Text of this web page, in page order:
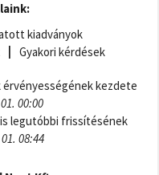
kiadványok
Gyakori kérdések
érvényességének kezdete
00:00
legutóbbi frissítésének
08:44